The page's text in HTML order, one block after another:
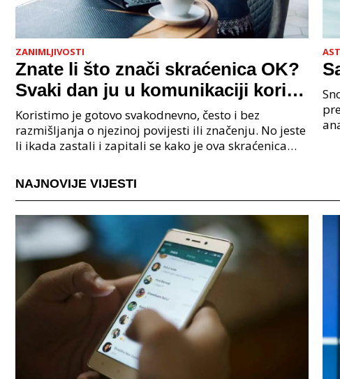
ZANIMLJIVOSTI
Znate li što znači skraćenica OK?
Svaki dan ju u komunikaciji koristi
cijeli svijet.
Koristimo je gotovo svakodnevno, često i bez
razmišljanja o njezinoj povijesti ili značenju. No jeste
li ikada zastali i zapitali se kako je ova skraćenica
NAJNOVIJE VIJESTI